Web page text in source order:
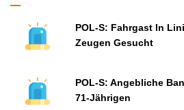
POL-S: Fahrgast In
Zeugen Gesucht
POL-S: Angebliche
71-Jährigen